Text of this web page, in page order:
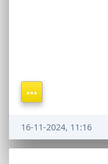
16-11-2024, 11:16